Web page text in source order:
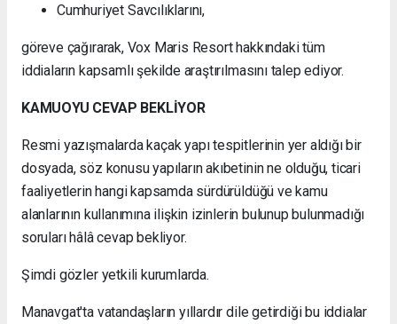
Cumhuriyet Savcılıklarını,
göreve çağırarak, Vox Maris Resort hakkındaki tüm
iddiaların kapsamlı şekilde araştırılmasını talep ediyor.
KAMUOYU CEVAP BEKLİYOR
Resmi yazışmalarda kaçak yapı tespitlerinin yer aldığı bir
dosyada, söz konusu yapıların akıbetinin ne olduğu, ticari
faaliyetlerin hangi kapsamda sürdürüldüğü ve kamu
alanlarının kullanımına ilişkin izinlerin bulunup bulunmadığı
soruları hâlâ cevap bekliyor.
Şimdi gözler yetkili kurumlarda.
Manavgat'ta vatandaşların yıllardır dile getirdiği bu iddialar